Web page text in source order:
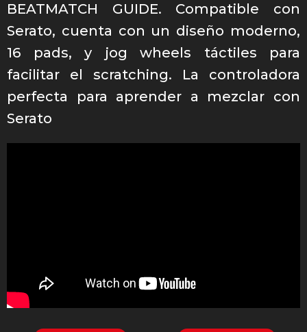
BEATMATCH GUIDE. Compatible con
Serato, cuenta con un diseño moderno,
16 pads, y jog wheels táctiles para
facilitar el scratching. La controladora
perfecta para aprender a mezclar con
Serato